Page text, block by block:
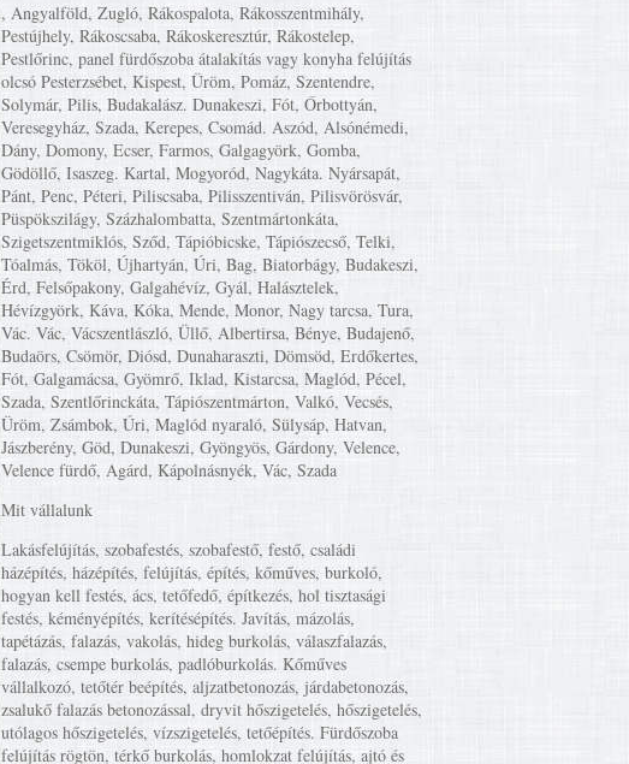
, Angyalföld, Zugló, Rákospalota, Rákosszentmihály,
Pestújhely, Rákoscsaba, Rákoskeresztúr, Rákostelep,
Pestlőrinc, panel fürdőszoba átalakítás vagy konyha felújítás
olcsó Pesterzsébet, Kispest, Üröm, Pomáz, Szentendre,
Solymár, Pilis, Budakalász. Dunakeszi, Fót, Őrbottyán,
Veresegyház, Szada, Kerepes, Csomád. Aszód, Alsónémedi,
Dány, Domony, Ecser, Farmos, Galgagyörk, Gomba,
Gödöllő, Isaszeg. Kartal, Mogyoród, Nagykáta. Nyársapát,
Pánt, Penc, Péteri, Piliscsaba, Pilisszentiván, Pilisvörösvár,
Püspökszilágy, Százhalombatta, Szentmártonkáta,
Szigetszentmiklós, Sződ, Tápióbicske, Tápiószecső, Telki,
Tóalmás, Tököl, Újhartyán, Úri, Bag, Biatorbágy, Budakeszi,
Érd, Felsőpakony, Galgahévíz, Gyál, Halásztelek,
Hévízgyörk, Káva, Kóka, Mende, Monor, Nagy tarcsa, Tura,
Vác. Vác, Vácszentlászló, Üllő, Albertirsa, Bénye, Budajenő,
Budaörs, Csömör, Diósd, Dunaharaszti, Dömsöd, Erdőkertes,
Fót, Galgamácsa, Gyömrő, Iklad, Kistarcsa, Maglód, Pécel,
Szada, Szentlőrinckáta, Tápiószentmárton, Valkó, Vecsés,
Üröm, Zsámbok, Úri, Maglód nyaraló, Sülysáp, Hatvan,
Jászberény, Göd, Dunakeszi, Gyöngyös, Gárdony, Velence,
Velence fürdő, Agárd, Kápolnásnyék, Vác, Szada
Mit vállalunk
Lakásfelújítás, szobafestés, szobafestő, festő, családi
házépítés, házépítés, felújítás, építés, kőműves, burkoló,
hogyan kell festés, ács, tetőfedő, építkezés, hol tisztasági
festés, kéményépítés, kerítésépítés. Javítás, mázolás,
tapétázás, falazás, vakolás, hideg burkolás, válaszfalazás,
falazás, csempe burkolás, padlóburkolás. Kőműves
vállalkozó, tetőtér beépítés, aljzatbetonozás, járdabetonozás,
zsalukő falazás betonozással, dryvit hőszigetelés, hőszigetelés,
utólagos hőszigetelés, vízszigetelés, tetőépítés. Fürdőszoba
felújítás rögtön, térkő burkolás, homlokzat felújítás, ajtó és